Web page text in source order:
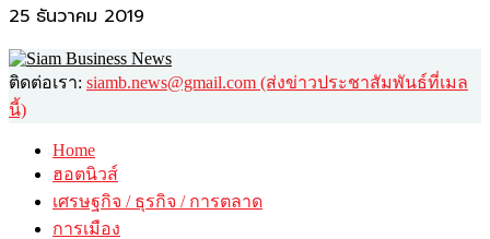
25 ธันวาคม 2019
ติดต่อเรา: siamb.news@gmail.com (ส่งข่าวประชาสัมพันธ์ที่เมล
นี้)
Home
ฮอตนิวส์
เศรษฐกิจ / ธุรกิจ / การตลาด
การเมือง